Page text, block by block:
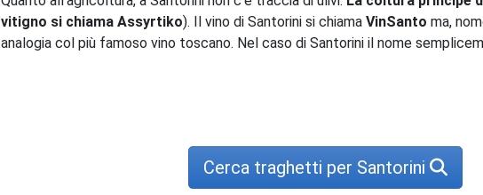
vitigno si chiama Assyrtiko). Il vino di Santorini si chiama VinSanto ma,
analogia col più famoso vino toscano. Nel caso di Santorini il nome
Cerca traghetti per Santorini